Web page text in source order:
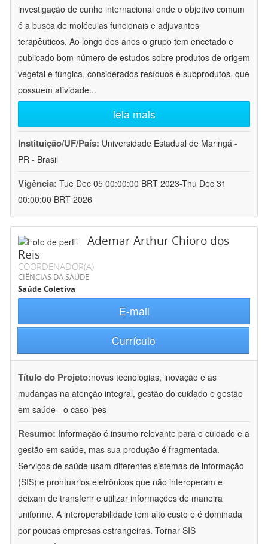
investigação de cunho internacional onde o objetivo comum
é a busca de moléculas funcionais e adjuvantes
terapêuticos. Ao longo dos anos o grupo tem encetado e
publicado bom número de estudos sobre produtos de origem
vegetal e fúngica, considerados resíduos e subprodutos, que
possuem atividade...
leia mais
Instituição/UF/País: Universidade Estadual de Maringá -
PR - Brasil
Vigência: Tue Dec 05 00:00:00 BRT 2023-Thu Dec 31
00:00:00 BRT 2026
Ademar Arthur Chioro dos
Reis
COORDENADOR(A)
CIÊNCIAS DA SAÚDE
Saúde Coletiva
E-mail
Currículo
Título do Projeto:novas tecnologias, inovação e as
mudanças na atenção integral, gestão do cuidado e gestão
em saúde - o caso ipes
Resumo: Informação é insumo relevante para o cuidado e a
gestão em saúde, mas sua produção é fragmentada.
Serviços de saúde usam diferentes sistemas de informação
(SIS) e prontuários eletrônicos que não interoperam e
deixam de transferir e utilizar informações de maneira
uniforme. A interoperabilidade tem alto custo e é dominada
por poucas empresas estrangeiras. Tornar SIS